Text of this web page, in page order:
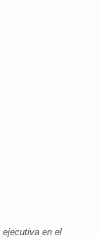
ejecutiva en el